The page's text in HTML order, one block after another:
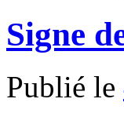
Signe
Publié le